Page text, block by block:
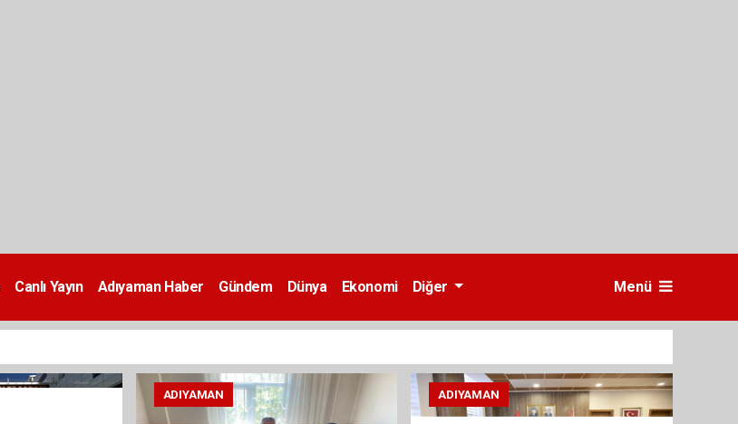
Canlı Yayın Adıyaman Haber Gündem Dünya Ekonomi Diğer Menü
ADIYAMAN ADIYAMAN